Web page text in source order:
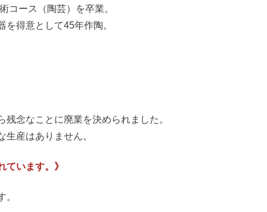
コース（陶芸）を卒業。
得意として45年作陶。
念なことに廃業を決められました。
産はありません。
います。》